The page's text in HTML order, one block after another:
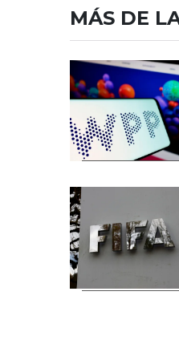
MÁS DE